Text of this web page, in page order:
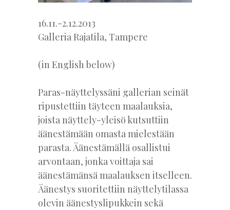
16.11.-2.12.2013
Galleria Rajatila, Tampere
(in English below)
Paras-näyttelyssäni gallerian seinät
ripustettiin täyteen maalauksia,
joista näyttely-yleisö kutsuttiin
äänestämään omasta mielestään
parasta. Äänestämällä osallistui
arvontaan, jonka voittaja sai
äänestämänsä maalauksen itselleen.
Äänestys suoritettiin näyttelytilassa
olevin äänestyslipukkein sekä